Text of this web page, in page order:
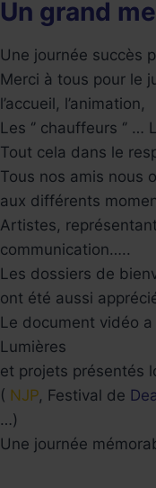
Un grand
Une journée succès
Merci à tous pour le
l’accueil, l’animation,
Les ‘’ chauffeurs ‘’
Tout cela dans le
Tous nos amis nous
aux différents
Artistes,
communication…..
Les dossiers de
ont été aussi
Le document vidéo
Lumières
et projets présentés
( NJP, Festival de
…)
Une journée